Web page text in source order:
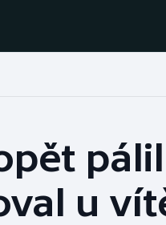
Baseball a softbal
Basketbal
u